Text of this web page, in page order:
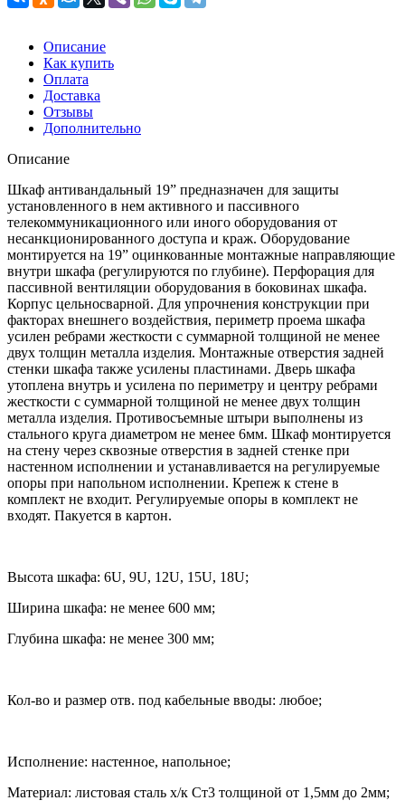
Описание
Как купить
Оплата
Доставка
Отзывы
Дополнительно
Описание
Шкаф антивандальный 19” предназначен для защиты
установленного в нем активного и пассивного
телекоммуникационного или иного оборудования от
несанкционированного доступа и краж. Оборудование
монтируется на 19” оцинкованные монтажные направляющие
внутри шкафа (регулируются по глубине). Перфорация для
пассивной вентиляции оборудования в боковинах шкафа.
Корпус цельносварной. Для упрочнения конструкции при
факторах внешнего воздействия, периметр проема шкафа
усилен ребрами жесткости с суммарной толщиной не менее
двух толщин металла изделия. Монтажные отверстия задней
стенки шкафа также усилены пластинами. Дверь шкафа
утоплена внутрь и усилена по периметру и центру ребрами
жесткости с суммарной толщиной не менее двух толщин
металла изделия. Противосъемные штыри выполнены из
стального круга диаметром не менее 6мм. Шкаф монтируется
на стену через сквозные отверстия в задней стенке при
настенном исполнении и устанавливается на регулируемые
опоры при напольном исполнении. Крепеж к стене в
комплект не входит. Регулируемые опоры в комплект не
входят. Пакуется в картон.
Высота шкафа: 6U, 9U, 12U, 15U, 18U;
Ширина шкафа: не менее 600 мм;
Глубина шкафа: не менее 300 мм;
Кол-во и размер отв. под кабельные вводы: любое;
Исполнение: настенное, напольное;
Материал: листовая сталь х/к Cт3 толщиной от 1,5мм до 2мм;